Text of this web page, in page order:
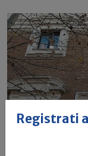
Registrati